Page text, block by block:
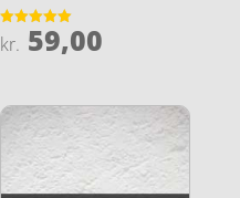
Vurderet
5
kr. 59,00